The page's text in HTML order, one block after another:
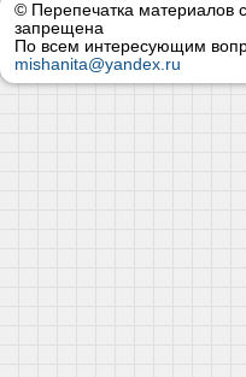
© Перепечатка материалов
запрещена
По всем интересующим
mishanita@yandex.ru